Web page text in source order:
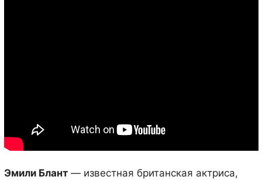
Эмили Блант— известная британская актриса,